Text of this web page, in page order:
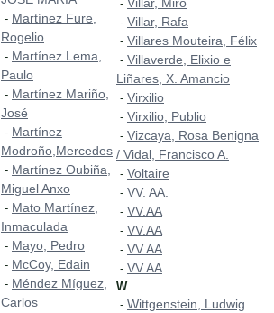
- Martínez Fure,
Rogelio
- Martínez Lema,
Paulo
- Martínez Mariño,
José
- Martínez
Modroño,Mercedes
- Martínez Oubiña,
Miguel Anxo
- Mato Martínez,
Inmaculada
- Mayo, Pedro
- McCoy, Edain
- Méndez Míguez,
Carlos
- Villar, Miro
- Villar, Rafa
- Villares Mouteira, Félix
- Villaverde, Elixio e
Liñares, X. Amancio
- Virxilio
- Virxilio, Publio
- Vizcaya, Rosa Benigna
/ Vidal, Francisco A.
- Voltaire
- VV. AA.
- VV.AA
- VV.AA
- VV.AA
- VV.AA
W
- Wittgenstein, Ludwig